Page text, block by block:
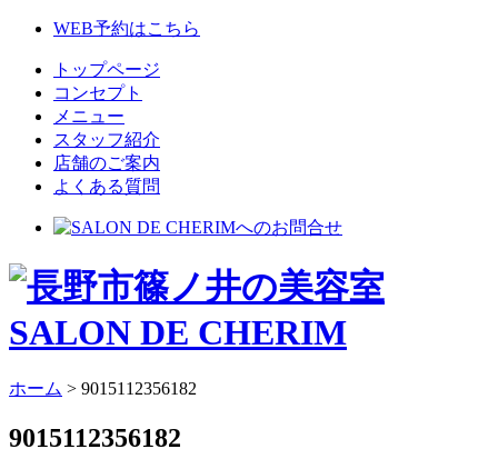
WEB予約はこちら
トップページ
コンセプト
メニュー
スタッフ紹介
店舗のご案内
よくある質問
ホーム > 9015112356182
9015112356182